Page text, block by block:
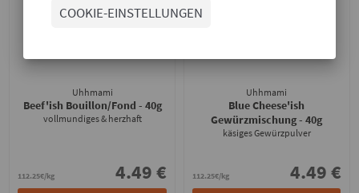
Uhhmami
Beef'ish Bouillon/Fond - 40g
vollmundiges & herzhaft
112.25€/kg 4.49 €
Uhhmami
Blue Cheese'ish
Gewürzmischung- 40g
käsiges Gewürzpulver
112.25€/kg 4.49 €
COOKIE-EINSTELLUNGEN